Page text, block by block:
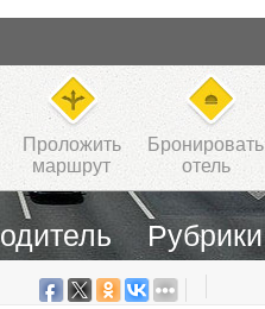
Проложить
маршрут
Бронировать
отель
Рубрики